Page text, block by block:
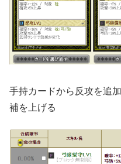
手持カードから反攻を追
補を上げる